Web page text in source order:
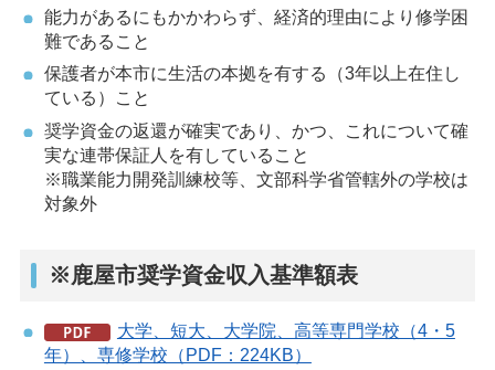
能力があるにもかかわらず、経済的理由により修学困
難であること
保護者が本市に生活の本拠を有する（3年以上在住し
ている）こと
奨学資金の返還が確実であり、かつ、これについて確
実な連帯保証人を有していること
※職業能力開発訓練校等、文部科学省管轄外の学校は
対象外
※鹿屋市奨学資金収入基準額表
大学、短大、大学院、高等専門学校（4・5
年）、専修学校（PDF：224KB）